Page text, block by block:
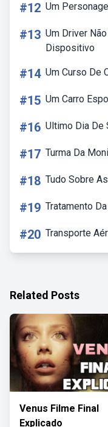
#12 Um
#13 Um Driver
Dispositivo
#14 Um Curso De
#15 Um Carro
#16 Ultimo Dia De
#17 Turma Da
#18 Tudo Sobre
#19 Tratamento
#20 Transporte
Related Posts
Venus Filme Final
Explicado